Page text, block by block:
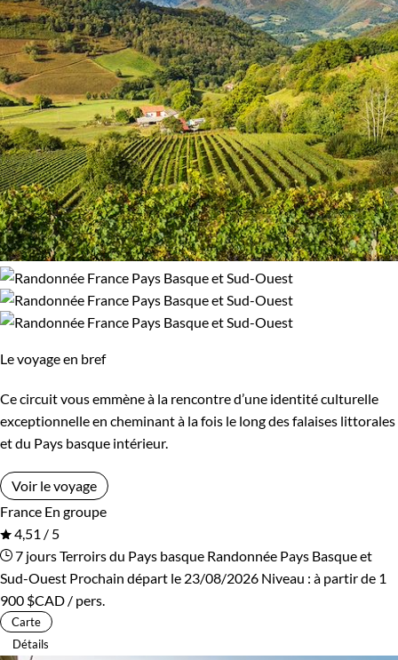
Le voyage en bref
Ce circuit vous emmène à la rencontre d’une identité culturelle
exceptionnelle en cheminant à la fois le long des falaises littorales
et du Pays basque intérieur.
Voir le voyage
France En groupe
4,51 / 5
7 joursTerroirs du Pays basque Randonnée Pays Basque et
Sud-Ouest Prochain départ le 23/08/2026 Niveau : à partir de 1
900 $CAD / pers.
Carte
Détails